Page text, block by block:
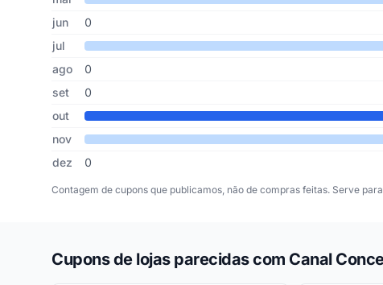
jun
0
jul
ago
0
set
0
out
nov
dez
0
Contagem de cupons que publicamos, não de compras feitas. Serve
Cupons de lojas parecidas com Canal